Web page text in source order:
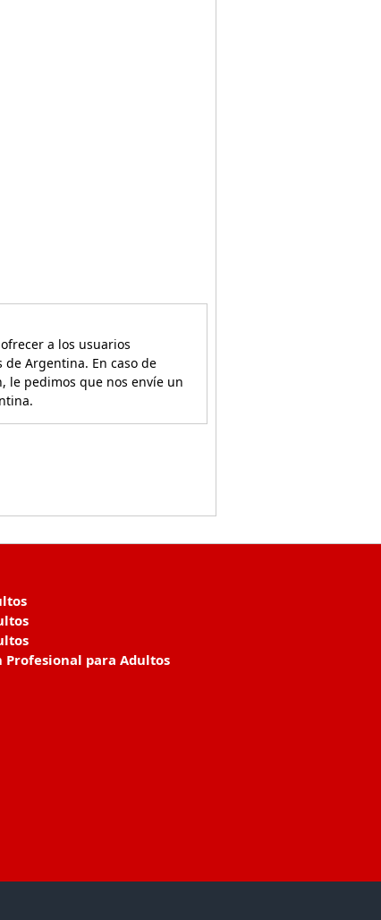
a los usuarios
Argentina. En caso de
le pedimos que nos envíe un
Profesional para Adultos